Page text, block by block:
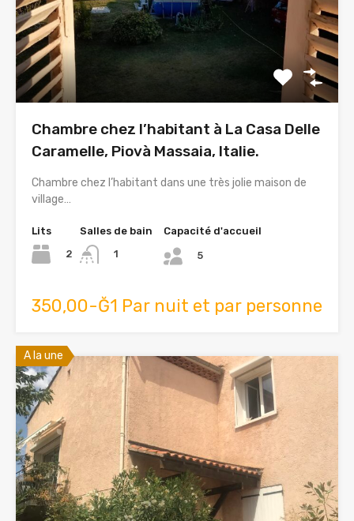
Chambre chez l’habitant à La Casa Delle
Caramelle, Piovà Massaia, Italie.
Chambre chez l’habitant dans une très jolie maison de
village…
Lits
2
Salles de bain
1
Capacité d'accueil
5
350,00-Ğ1 Par nuit et par personne
A la une